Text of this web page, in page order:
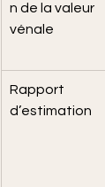
n de la valeur
vénale
Rapport
d’estimation